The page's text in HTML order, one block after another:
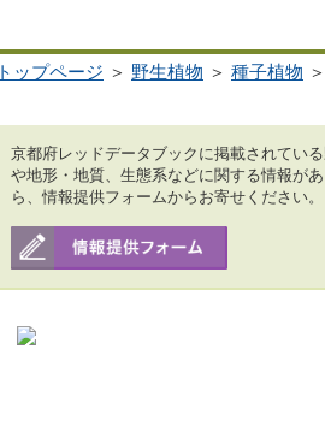
トップページ ＞ 野生植物 ＞ 種子植物
京都府レッドデータブックに掲載されてい
や地形・地質、生態系などに関する情報が
ら、情報提供フォームからお寄せください。